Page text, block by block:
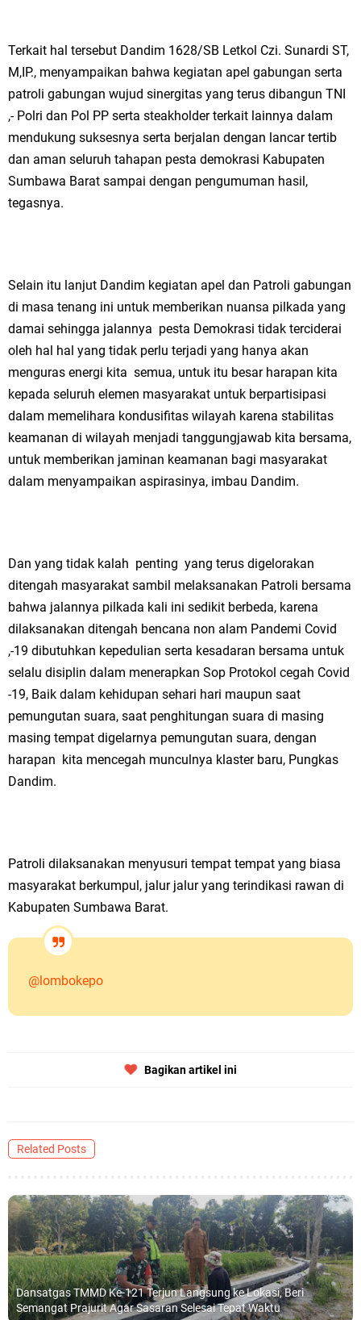
Terkait hal tersebut Dandim 1628/SB Letkol Czi. Sunardi ST,
M,IP., menyampaikan bahwa kegiatan apel gabungan serta
patroli gabungan wujud sinergitas yang terus dibangun TNI
,- Polri dan Pol PP serta steakholder terkait lainnya dalam
mendukung suksesnya serta berjalan dengan lancar tertib
dan aman seluruh tahapan pesta demokrasi Kabupaten
Sumbawa Barat sampai dengan pengumuman hasil,
tegasnya.
Selain itu lanjut Dandim kegiatan apel dan Patroli gabungan
di masa tenang ini untuk memberikan nuansa pilkada yang
damai sehingga jalannya pesta Demokrasi tidak terciderai
oleh hal hal yang tidak perlu terjadi yang hanya akan
menguras energi kita semua, untuk itu besar harapan kita
kepada seluruh elemen masyarakat untuk berpartisipasi
dalam memelihara kondusifitas wilayah karena stabilitas
keamanan di wilayah menjadi tanggungjawab kita bersama,
untuk memberikan jaminan keamanan bagi masyarakat
dalam menyampaikan aspirasinya, imbau Dandim.
Dan yang tidak kalah penting yang terus digelorakan
ditengah masyarakat sambil melaksanakan Patroli bersama
bahwa jalannya pilkada kali ini sedikit berbeda, karena
dilaksanakan ditengah bencana non alam Pandemi Covid
,-19 dibutuhkan kepedulian serta kesadaran bersama untuk
selalu disiplin dalam menerapkan Sop Protokol cegah Covid
-19, Baik dalam kehidupan sehari hari maupun saat
pemungutan suara, saat penghitungan suara di masing
masing tempat digelarnya pemungutan suara, dengan
harapan kita mencegah munculnya klaster baru, Pungkas
Dandim.
Patroli dilaksanakan menyusuri tempat tempat yang biasa
masyarakat berkumpul, jalur jalur yang terindikasi rawan di
Kabupaten Sumbawa Barat.
@lombokepo
Bagikan artikel ini
Related Posts
Dansatgas TMMD Ke-121 Terjun Langsung ke Lokasi, Beri
Semangat Prajurit Agar Sasaran Selesai Tepat Waktu